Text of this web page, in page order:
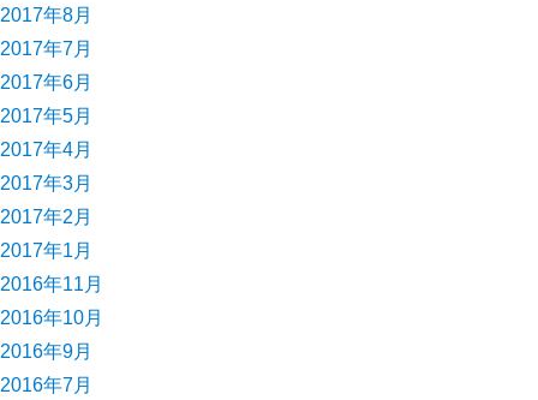
2017年8月
2017年7月
2017年6月
2017年5月
2017年4月
2017年3月
2017年2月
2017年1月
2016年11月
2016年10月
2016年9月
2016年7月